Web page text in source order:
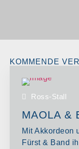
KOMMENDE
Ross-Stall
MAOLA &
Mit Akkordeon
Fürst & Band